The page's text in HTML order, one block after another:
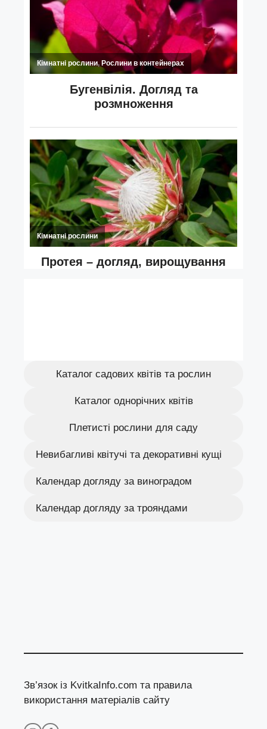
Каталог садових квітів та рослин
Каталог однорічних квітів
Плетисті рослини для саду
Невибагливі квітучі та декоративні кущі
Календар догляду за виноградом
Календар догляду за трояндами
Зв’язок із KvitkaInfo.com та правила
використання матеріалів сайту